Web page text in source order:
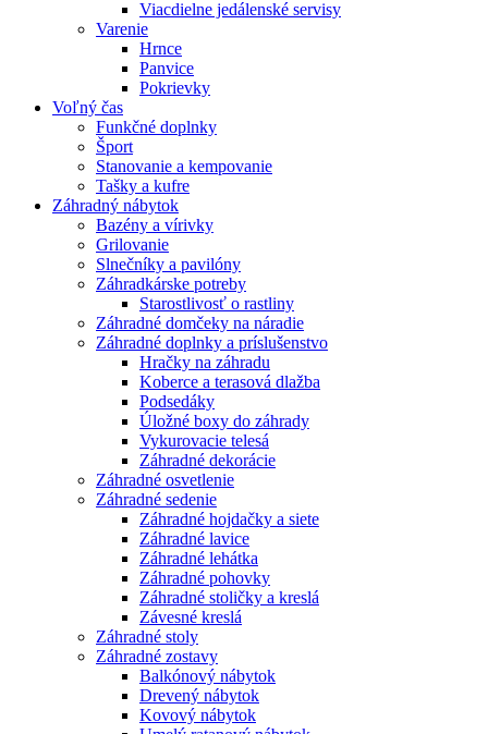
Viacdielne jedálenské servisy
Varenie
Hrnce
Panvice
Pokrievky
Voľný čas
Funkčné doplnky
Šport
Stanovanie a kempovanie
Tašky a kufre
Záhradný nábytok
Bazény a vírivky
Grilovanie
Slnečníky a pavilóny
Záhradkárske potreby
Starostlivosť o rastliny
Záhradné domčeky na náradie
Záhradné doplnky a príslušenstvo
Hračky na záhradu
Koberce a terasová dlažba
Podsedáky
Úložné boxy do záhrady
Vykurovacie telesá
Záhradné dekorácie
Záhradné osvetlenie
Záhradné sedenie
Záhradné hojdačky a siete
Záhradné lavice
Záhradné lehátka
Záhradné pohovky
Záhradné stoličky a kreslá
Závesné kreslá
Záhradné stoly
Záhradné zostavy
Balkónový nábytok
Drevený nábytok
Kovový nábytok